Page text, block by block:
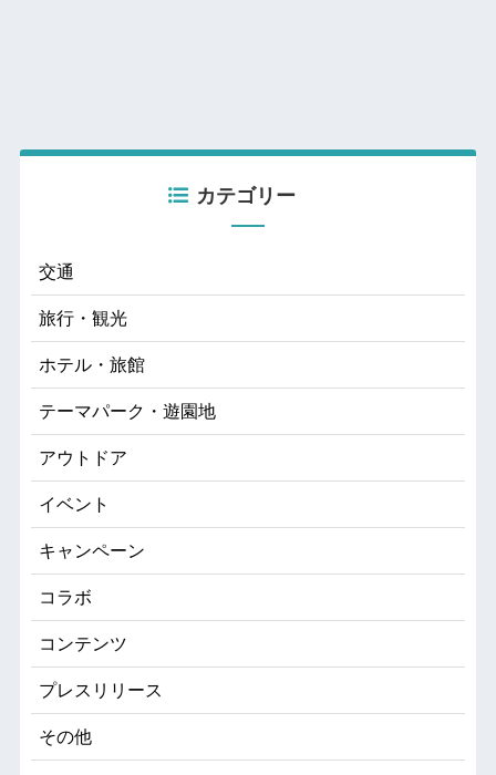
カテゴリー
交通
旅行・観光
ホテル・旅館
テーマパーク・遊園地
アウトドア
イベント
キャンペーン
コラボ
コンテンツ
プレスリリース
その他